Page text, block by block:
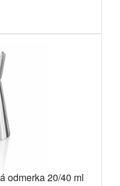
odmerka 20/40 ml